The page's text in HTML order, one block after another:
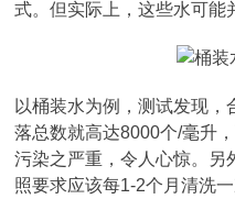
式。但实际上，这些水可能
以桶装水为例，测试发现
落总数就高达8000个/毫升
污染之严重，令人心惊。另
照要求应该每1-2个月清洗